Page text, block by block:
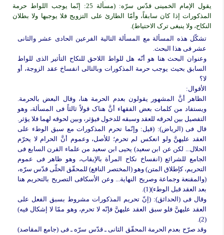
یقول الإمام الخمینی قدّس سرّه: (مسألة 25: إنّما یوجب اللواط حرمة
المذکورات إذا کان سابقاً، وأمّا الطارئ على التزویج فلا یوجبها ولا بطلان
النکاح، ولا ینبغی ترک الاحتیاط).
تشکّل هذه المسألة مع المسألة التالیة الفرعین الحادی عشر والثانی
عشر فی هذا البحث.
وعنوان البحث هنا هو أنّه هل للواط اللاحق للنکاح التأثیر الذی للواط
السابق بحیث یوجب حرمة المذکورات وبالتالی انفساخ عقد الزوجة، أو
لا؟
الأقوال:
الظاهر أنَّ المشهور یقولون بعدم الحرمة هنا، وقال البعض بالحرمة.
ویستفاد من کلمات بعض الفقهاء أنَّ هناک قولاً ثالثاً فی المسألة، وهو
التفصیل بین لحرقه للعقد وسبقه للدخول فیؤثر، وبین لحوقه لهما فلا یؤثر.
قال فی (الریاض): (قیل: وإنّما تحرم المذکورات مع سبق الوطء على
العقد علیهنَّ ولو انعکس لم تحرم؛ للأصل، وعموم أنَّ الحرام لا یحرّم
الحلال... لکن عن ابن سعید) یحیى ابن سعید من علماء القرن السابع فی
الجامع للشرائع (انفساخ نکاح المرأة بالإیقاب، وهو ظاهر فی عموم
التحریم، کإطلاق المتن) وهو (المختصر النافع) للمحقّق الحلّی قدّس سرّه،
(والمقنعة وجماعة وصریح النهایة... وعن الأسکافی التصریح بالتحریم هنا
بعد العقد قبل الوطء)(1).
وقال فی (الحدائق): (إنّ تحریم المذکورات مشروط بسبق الفعل على
العقد علیهنَّ فلو سبق العقد علیهنَّ فإنّه لا تحرم، وهو ممّا لا إشکال فیه)
(2).
وقد صرّح بعدم الحرمة المحقّق الثانی ـ قدّس سرّه ـ فی (جامع المقاصد)